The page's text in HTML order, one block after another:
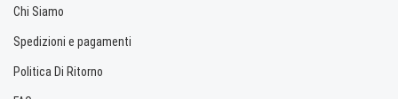
Chi Siamo
Spedizioni e pagamenti
Politica Di Ritorno